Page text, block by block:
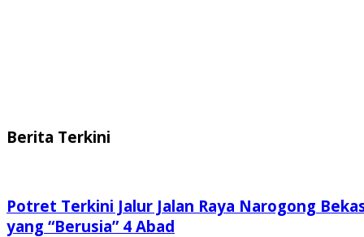
Berita Terkini
Potret Terkini Jalur Jalan Raya Narogong
yang “Berusia” 4 Abad